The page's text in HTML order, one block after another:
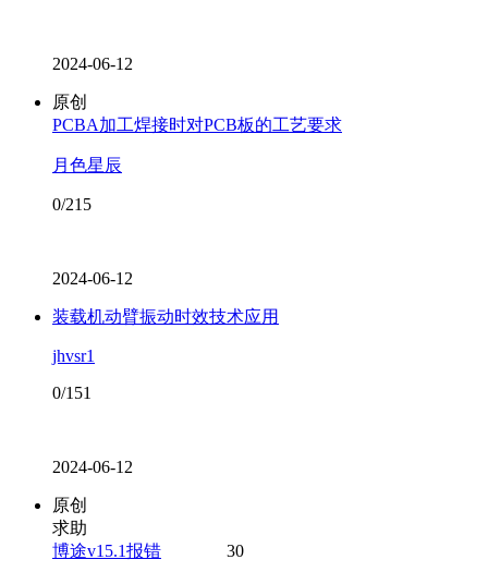
2024-06-12
原创
PCBA加工焊接时对PCB板的工艺要求
月色星辰
0/215
2024-06-12
装载机动臂振动时效技术应用
jhvsr1
0/151
2024-06-12
原创
求助
博途v15.1报错
30